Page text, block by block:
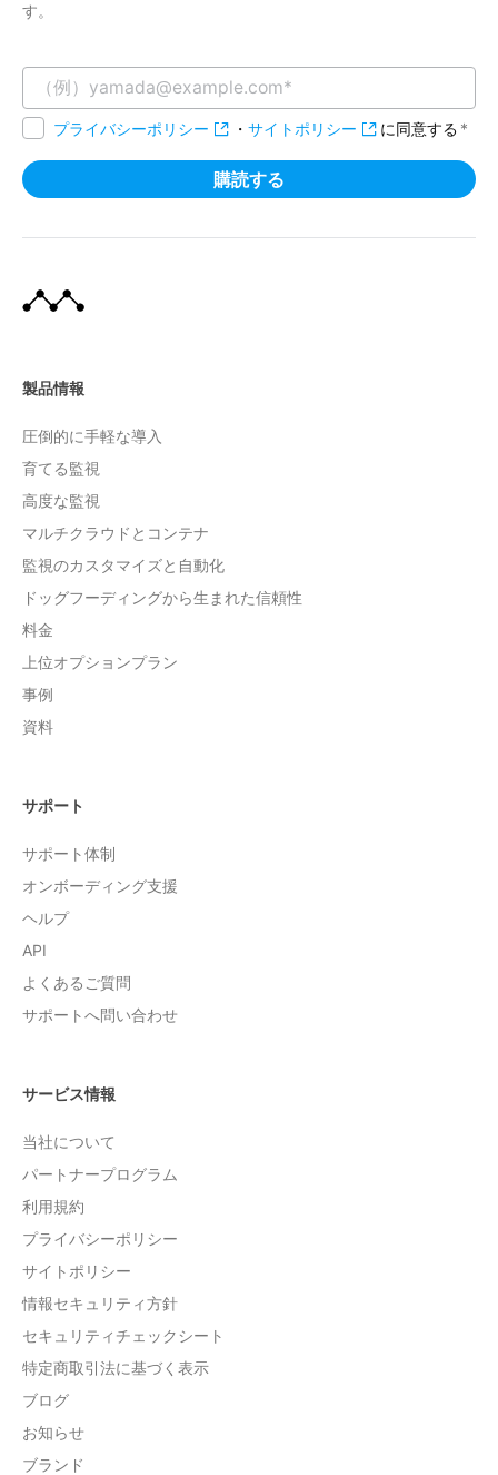
す。
プライバシーポリシー ・ サイトポリシー に同意する *
製品情報
圧倒的に手軽な導入
育てる監視
高度な監視
マルチクラウドとコンテナ
監視のカスタマイズと自動化
ドッグフーディングから生まれた信頼性
料金
上位オプションプラン
事例
資料
サポート
サポート体制
オンボーディング支援
ヘルプ
API
よくあるご質問
サポートへ問い合わせ
サービス情報
当社について
パートナープログラム
利用規約
プライバシーポリシー
サイトポリシー
情報セキュリティ方針
セキュリティチェックシート
特定商取引法に基づく表示
ブログ
お知らせ
ブランド